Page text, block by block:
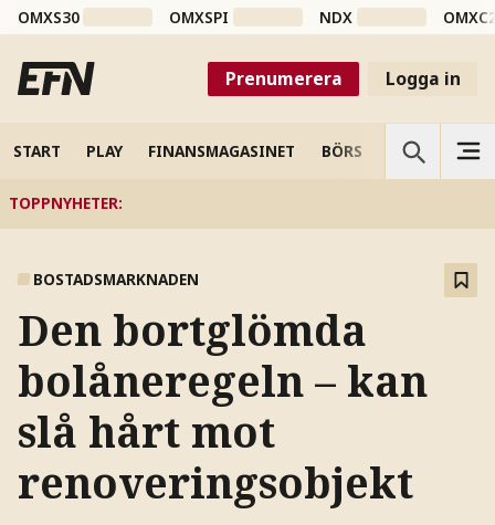
OMXS30 OMXSPI NDX
Prenumerera Logga in
START PLAY FINANSMAGASINET BÖRS VETENSKAP
TOPPNYHETER:
BOSTADSMARKNADEN
Den bortglömda
bolåneregeln – kan
slå hårt mot
renoveringsobjekt